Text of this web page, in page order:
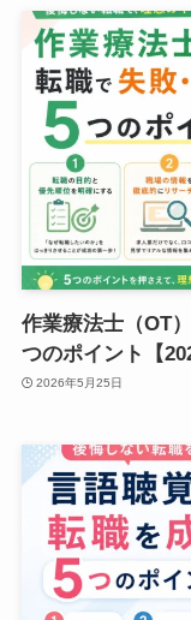
作業療法士（OT
つのポイント【
2026年5月25日